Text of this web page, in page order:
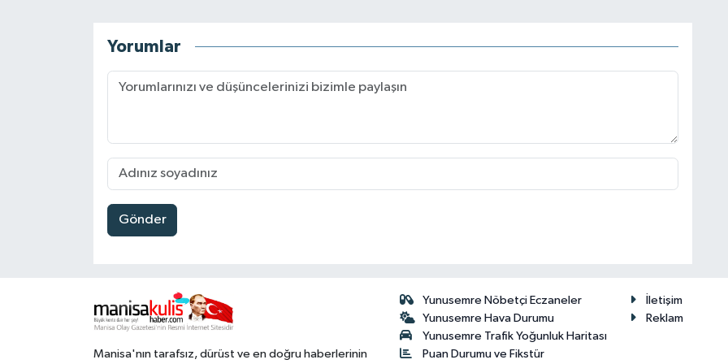
Yorumlar
Gönder
Manisa'nın tarafsız, dürüst ve en doğru haberlerinin
Yunusemre Nöbetçi Eczaneler
Yunusemre Hava Durumu
Yunusemre Trafik Yoğunluk Haritası
Puan Durumu ve Fikstür
İletişim
Reklam